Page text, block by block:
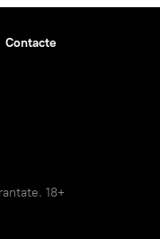
Contacte
18+